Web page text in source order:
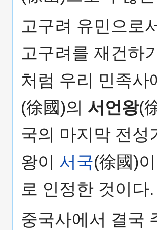
고구려 유민으로
고구려를 재건하
처럼 우리 민족
(徐國)의 서언왕(
국의 마지막 전성
왕이 서국(徐國)
로 인정한 것이다.
중국사에서 결국